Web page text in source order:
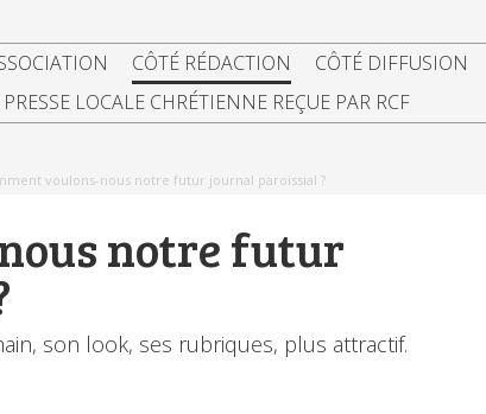
CÔTÉ RÉDACTION CÔTÉ DIFFUSION
LOCALE CHRÉTIENNE REÇUE PAR RCF
voulons-nous notre futur journal paroissial ?
notre futur
son look, ses rubriques, plus attractif.